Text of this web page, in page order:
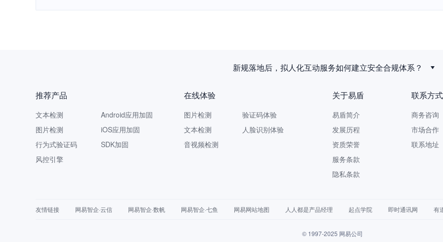
新规落地后，拟人化互动服务如何建立安全合规体系？
推荐产品
文本检测
图片检测
行为式验证码
风控引擎
Android应用加固
iOS应用加固
SDK加固
在线体验
图片检测
文本检测
音视频检测
验证码体验
人脸识别体验
关于易盾
易盾简介
发展历程
资质荣誉
服务条款
隐私条款
联系方式
商务咨询
市场合作
联系地址
友情链接 网易智企·云信 网易智企·数帆 网易智企·七鱼 网易网站地图 人人都是产品经理 起点学院 即时通讯网 有
© 1997-2025 网易公司